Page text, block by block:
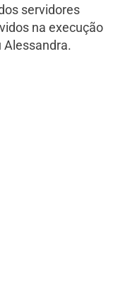
servidores
na execução
Alessandra.